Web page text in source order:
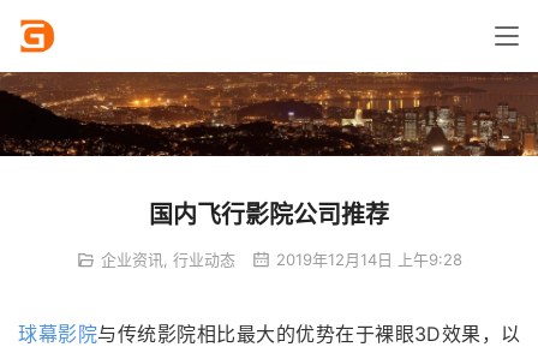
国内飞行影院公司推荐
企业资讯 行业动态 2019年12月14日 上午9:28
球幕影院与传统影院相比最大的优势在于裸眼3D效果，以